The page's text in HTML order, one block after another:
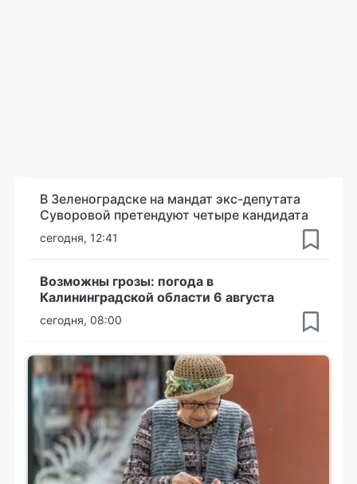
В Зеленоградске на мандат экс-депутата
Суворовой претендуют четыре кандидата
сегодня, 12:41
Возможны грозы: погода в
Калининградской области 6 августа
сегодня, 08:00